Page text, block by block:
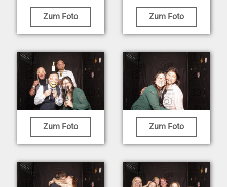
Zum Foto Zum Foto
Zum Foto Zum Foto